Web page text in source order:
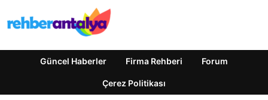
Güncel Haberler Firma Rehberi Forum
Çerez Politikası